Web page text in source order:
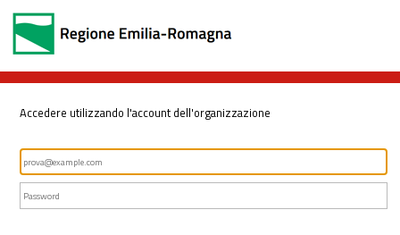
Accedere utilizzando l'account dell'organizzazione